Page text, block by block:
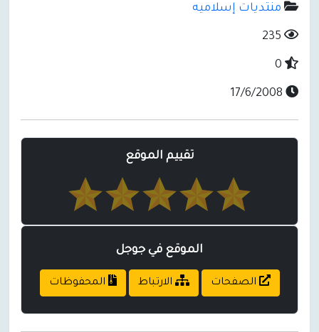
منتديات إسلاميه
تقييم الموقع
الموقع في جوجل
الصفحات الارتباط المحفوظات